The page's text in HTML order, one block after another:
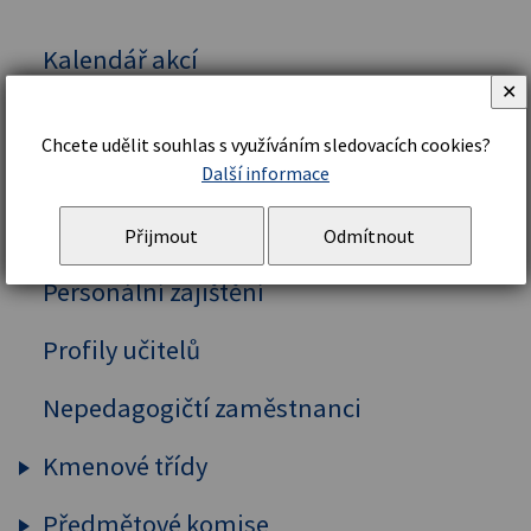
Kalendář akcí
Organizační řád a struktura
Školní řád
Personální zajištění
Profily učitelů
Nepedagogičtí zaměstnanci
Kmenové třídy
Prima
Chcete udělit souhlas s využíváním sledovacích cookies?
Další informace
Přijmout Odmítnout
✕